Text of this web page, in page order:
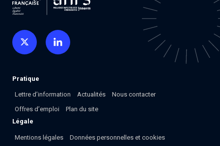
Pratique
Lettre d’information Actualités
Nous contacter
Offres d’emploi
Plan du site
Légale
Mentions légales Données personnelles et cookies